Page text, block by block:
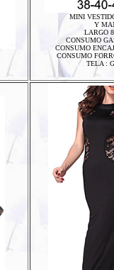
MINI
Y
LARGO
CONSUMO
CONSUMO
CONSUMO
TELA :